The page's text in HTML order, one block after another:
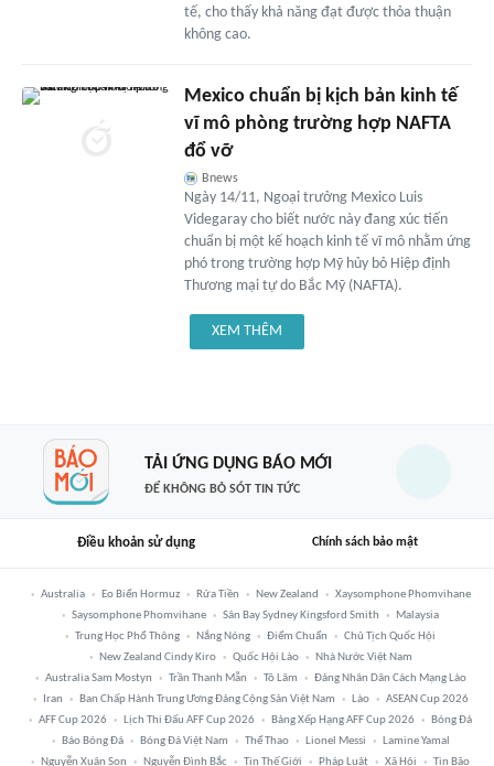
tế, cho thấy khả năng đạt được thỏa thuận
không cao.
Mexico chuẩn bị kịch bản kinh tế
vĩ mô phòng trường hợp NAFTA
đổ vỡ
Bnews
Ngày 14/11, Ngoại trưởng Mexico Luis
Videgaray cho biết nước này đang xúc tiến
chuẩn bị một kế hoạch kinh tế vĩ mô nhằm ứng
phó trong trường hợp Mỹ hủy bỏ Hiệp định
Thương mại tự do Bắc Mỹ (NAFTA).
XEM THÊM
TẢI ỨNG DỤNG BÁO MỚI
ĐỂ KHÔNG BỎ SÓT TIN TỨC
Điều khoản sử dụng Chính sách bảo mật
Australia Eo Biển Hormuz Rửa Tiền New Zealand
Xaysomphone Phomvihane
Saysomphone Phomvihane
Sân Bay Sydney Kingsford Smith
Malaysia
Trung Học Phổ Thông
Nắng Nóng Điểm Chuẩn
Chủ Tịch Quốc Hội
New Zealand Cindy Kiro
Quốc Hội Lào
Nhà Nước Việt Nam
Australia Sam Mostyn
Trần Thanh Mẫn Tô Lâm
Đảng Nhân Dân Cách Mạng Lào
Iran
Ban Chấp Hành Trung Ương Đảng Cộng Sản Việt Nam Lào
ASEAN Cup 2026
AFF Cup 2026
Lịch Thi Đấu AFF Cup 2026 Bảng Xếp Hạng AFF Cup 2026
Bóng Đá
Báo Bóng Đá
Bóng Đá Việt Nam Thể Thao Lionel Messi
Lamine Yamal
Nguyễn Xuân Son
Nguyễn Đình Bắc Tin Thế Giới Pháp Luật Xã Hội Tin Bão